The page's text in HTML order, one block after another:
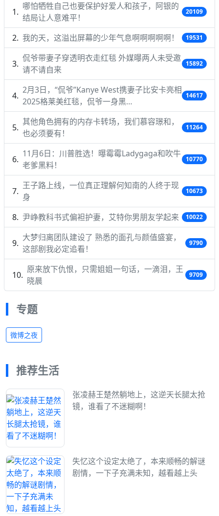
哪怕牺牲自己也要保护好爱人和孩子，阿银的
结局让人意难平！
20109
我的天，这溢出屏幕的少年气息啊啊啊啊啊！ 19531
侃爷带妻子穿透明衣走红毯 外媒曝两人未受邀
请不请自来
15892
2月3日，“侃爷”Kanye West携妻子比安卡亮相
2025格莱美红毯，侃爷一身黑…
14617
其他角色拥有的内存卡转场，我们慕容璟和，
也必须要有！
11264
11月6日：川普胜选！曝霉霉Ladygaga和吹牛
老爹黑料！
10770
王子路上线，一位真正理解何知南的人终于现
身
10673
尹峥教科书式偏袒护妻，艾特你男朋友学起来 10022
大梦归离团队建设了 熟悉的面孔与颜值盛宴，
这部剧我必定追看！
9790
原来放下仇恨，只需姐姐一句话，一滴泪，王
晓晨
9709
专题
微博之夜
推荐生活
张凌赫王楚然躺地上，这逆天长腿太抢
镜，谁看了不迷糊啊！
失忆这个设定太绝了，本来顺畅的解谜
剧情，一下子充满未知，越看越上头